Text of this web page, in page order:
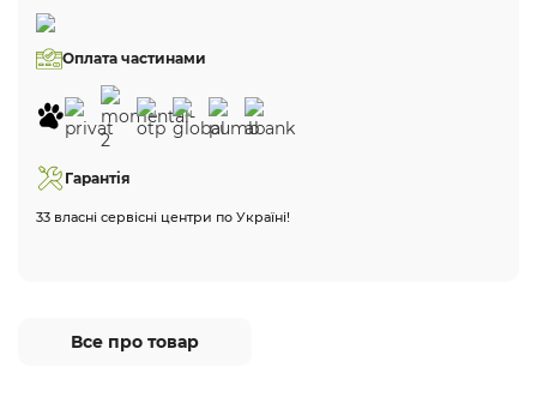
Оплата частинами
Гарантія
33 власні сервісні центри по Україні!
Все про товар